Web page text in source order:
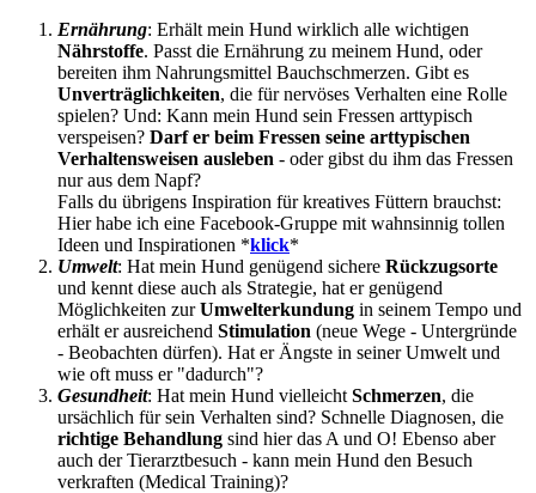
Ernährung: Erhält mein Hund wirklich alle wichtigen
Nährstoffe. Passt die Ernährung zu meinem Hund, oder
bereiten ihm Nahrungsmittel Bauchschmerzen. Gibt es
Unverträglichkeiten, die für nervöses Verhalten eine Rolle
spielen? Und: Kann mein Hund sein Fressen arttypisch
verspeisen? Darf er beim Fressen seine arttypischen
Verhaltensweisen ausleben - oder gibst du ihm das Fressen
nur aus dem Napf?
Falls du übrigens Inspiration für kreatives Füttern brauchst:
Hier habe ich eine Facebook-Gruppe mit wahnsinnig tollen
Ideen und Inspirationen *klick*
Umwelt: Hat mein Hund genügend sichere Rückzugsorte
und kennt diese auch als Strategie, hat er genügend
Möglichkeiten zurUmwelterkundung in seinem Tempo und
erhält er ausreichend Stimulation (neue Wege - Untergründe
- Beobachten dürfen). Hat er Ängste in seiner Umwelt und
wie oft muss er "dadurch"?
Gesundheit: Hat mein Hund vielleicht Schmerzen, die
ursächlich für sein Verhalten sind? Schnelle Diagnosen, die
richtige Behandlung sind hier das A und O! Ebenso aber
auch der Tierarztbesuch - kann mein Hund den Besuch
verkraften (Medical Training)?